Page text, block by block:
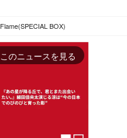
Flame(SPECIAL BOX)
このニュースを見る